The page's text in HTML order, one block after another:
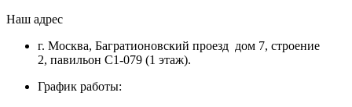
Наш адрес
г. Москва, Багратионовский проезд дом 7, строение
2, павильон С1-079 (1 этаж).
График работы: